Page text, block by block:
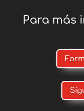
Para más